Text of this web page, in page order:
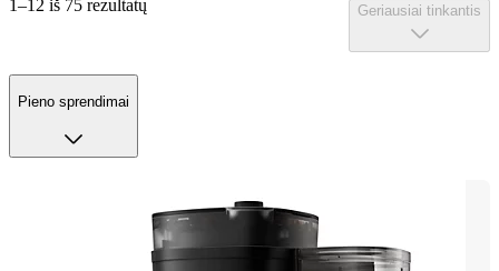
1–12 iš 75 rezultatų Geriausiai tinkantis
Pieno sprendimai